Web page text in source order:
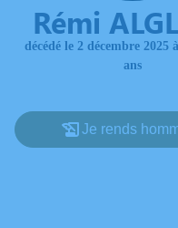
Rémi
décédé le 2 décembre 2025
ans
Je rends